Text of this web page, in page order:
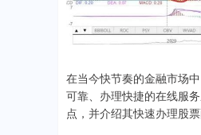
在当今快节奏的金融市场
可靠、办理快捷的在线服
点，并介绍其快速办理股